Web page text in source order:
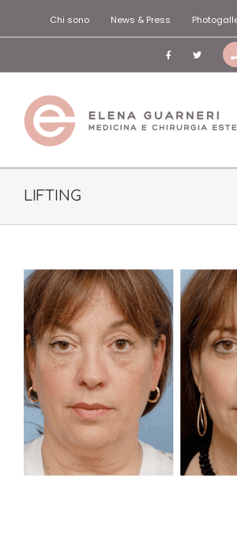
contenuto
Chi sono News & Press
LIFTING